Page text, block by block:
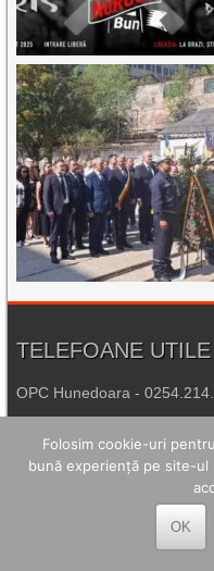
TELEFOANE UTILE
OPC Hunedoara -
Agenția de Protecția
Număr Unic de Urgență -
Folosim cookie-uri
bună experiență pe site-ul
OK